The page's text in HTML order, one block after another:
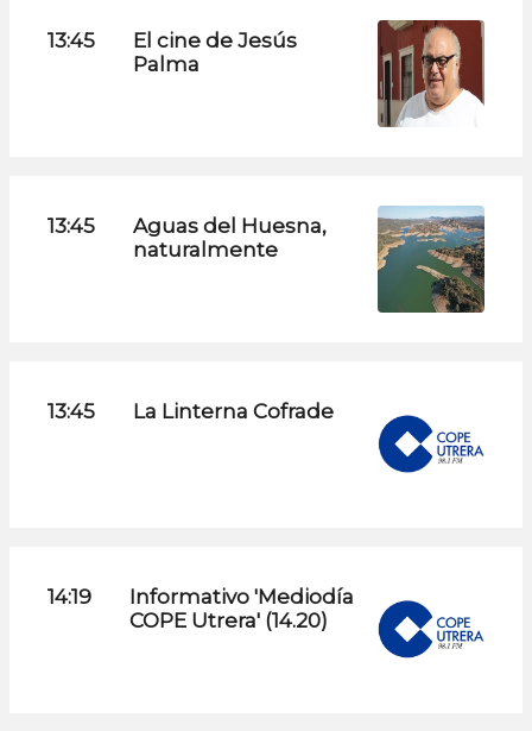
13:45
El cine de Jesús
Palma
13:45
Aguas del Huesna,
naturalmente
13:45 La Linterna Cofrade
14:19
Informativo 'Mediodía
COPE Utrera' (14.20)